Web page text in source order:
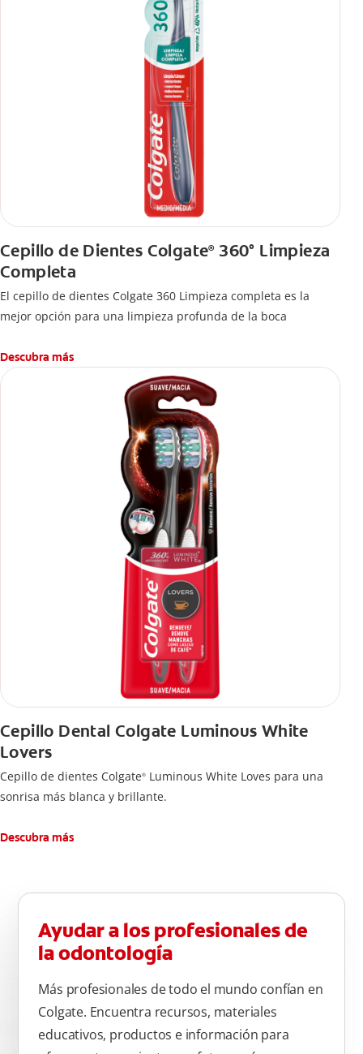
Cepillo de Dientes Colgate®360° Limpieza
Completa
El cepillo de dientes Colgate 360 Limpieza completa es la
mejor opción para una limpieza profunda de la boca
Descubra más
Cepillo Dental Colgate Luminous White
Lovers
Cepillo de dientes Colgate® Luminous White Loves para una
sonrisa más blanca y brillante.
Descubra más
Ayudar a los profesionales de
la odontología
Más profesionales de todo el mundo confían en
Colgate. Encuentra recursos, materiales
educativos, productos e información para